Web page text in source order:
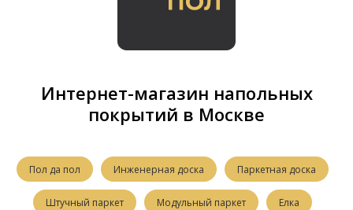
Интернет-магазин напольных
покрытий в Москве
Пол да пол Инженерная доска Паркетная доска
Штучный паркет Модульный паркет Елка